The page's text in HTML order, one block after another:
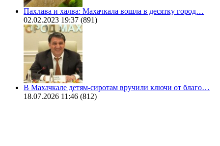
Пахлава и халва: Махачкала вошла в десятку город…
02.02.2023 19:37 (891)
В Махачкале детям-сиротам вручили ключи от благо…
18.07.2026 11:46 (812)